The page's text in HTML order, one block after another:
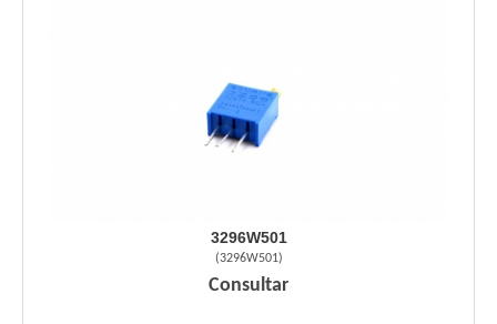
3296W501
(3296W501)
Consultar